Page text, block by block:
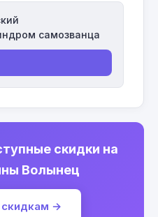
самозванца
скидки на
Волынец
скидкам →